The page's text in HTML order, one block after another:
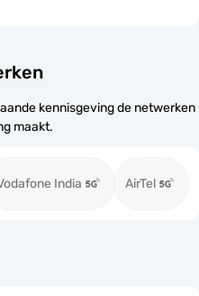
kennisgeving de netwerken
maakt.
India AirTel